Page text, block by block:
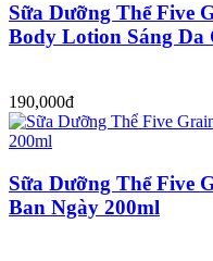
Sữa Dưỡng Thể Five
Body Lotion Sáng Da
190,000đ
Sữa Dưỡng Thể Five
Ban Ngày 200ml